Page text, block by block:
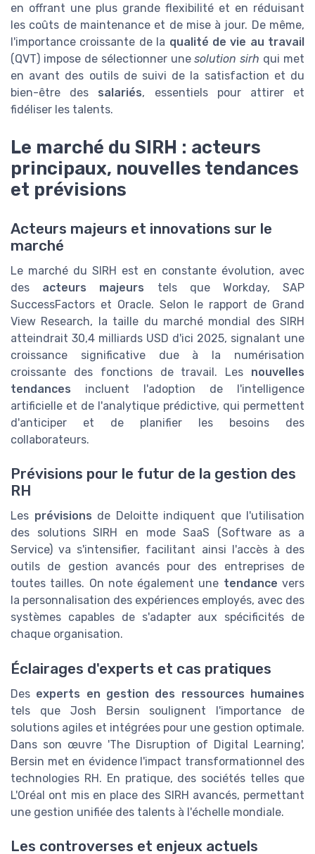
en offrant une plus grande flexibilité et en réduisant
les coûts de maintenance et de mise à jour. De même,
l'importance croissante de la qualité de vie au travail
(QVT) impose de sélectionner unesolution sirh qui met
en avant des outils de suivi de la satisfaction et du
bien-être des salariés, essentiels pour attirer et
fidéliser les talents.
Le marché du SIRH : acteurs
principaux, nouvelles tendances
et prévisions
Acteurs majeurs et innovations sur le
marché
Le marché du SIRH est en constante évolution, avec
des acteurs majeurs tels que Workday, SAP
SuccessFactors et Oracle. Selon le rapport de Grand
View Research, la taille du marché mondial des SIRH
atteindrait 30,4 milliards USD d'ici 2025, signalant une
croissance significative due à la numérisation
croissante des fonctions de travail. Les nouvelles
tendances incluent l'adoption de l'intelligence
artificielle et de l'analytique prédictive, qui permettent
d'anticiper et de planifier les besoins des
collaborateurs.
Prévisions pour le futur de la gestion des
RH
Les prévisions de Deloitte indiquent que l'utilisation
des solutions SIRH en mode SaaS (Software as a
Service) va s'intensifier, facilitant ainsi l'accès à des
outils de gestion avancés pour des entreprises de
toutes tailles. On note également une tendance vers
la personnalisation des expériences employés, avec des
systèmes capables de s'adapter aux spécificités de
chaque organisation.
Éclairages d'experts et cas pratiques
Des experts en gestion des ressources humaines
tels que Josh Bersin soulignent l'importance de
solutions agiles et intégrées pour une gestion optimale.
Dans son œuvre 'The Disruption of Digital Learning',
Bersin met en évidence l'impact transformationnel des
technologies RH. En pratique, des sociétés telles que
L'Oréal ont mis en place des SIRH avancés, permettant
une gestion unifiée des talents à l'échelle mondiale.
Les controverses et enjeux actuels